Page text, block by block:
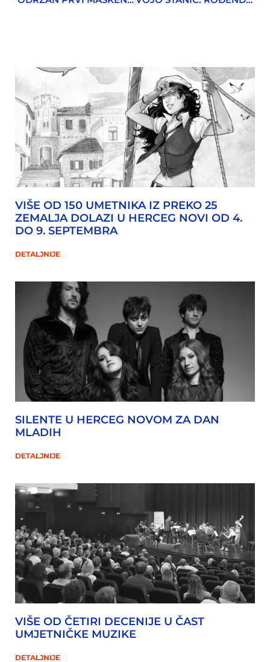
VIŠE OD 150 UMETNIKA IZ PREKO 25
ZEMALJA DOLAZI U HERCEG NOVI OD 4.
DO 9. SEPTEMBRA
DETALJNIJE
SILENTE U HERCEG NOVOM ZA DAN
MLADIH
DETALJNIJE
VIŠE OD ČETIRI DECENIJE U ČAST
UMJETNIČKE MUZIKE
DETALJNIJE